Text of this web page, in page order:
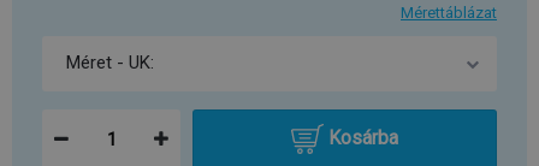
Mérettáblázat
Kosárba